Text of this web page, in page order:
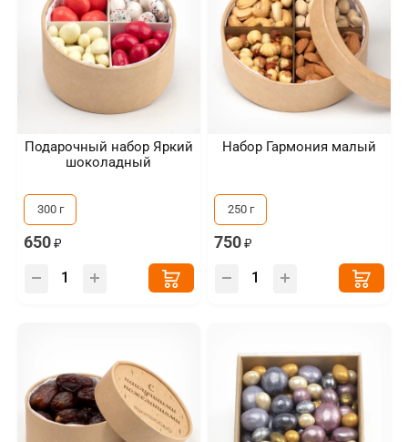
Подарочный набор Яркий
шоколадный
300 г
650
Набор Гармония малый
250 г
750